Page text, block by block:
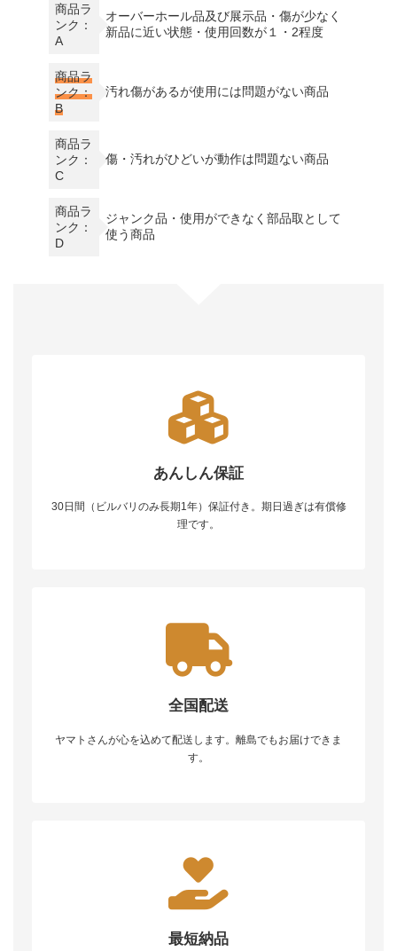
商品ラ
ンク：
A
オーバーホール品及び展示品・傷が少なく
新品に近い状態・使用回数が１・2程度
商品ラ
ンク：
B
汚れ傷があるが使用には問題がない商品
商品ラ
ンク：
C
傷・汚れがひどいが動作は問題ない商品
商品ラ
ンク：
D
ジャンク品・使用ができなく部品取として
使う商品
あんしん保証
30日間（ビルバリのみ長期1年）保証付き。期日過ぎは有償修
理です。
全国配送
ヤマトさんが心を込めて配送します。離島でもお届けできま
す。
最短納品